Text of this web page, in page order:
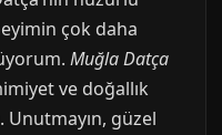
çok daha
Muğla Datça
ve doğallık
Unutmayın, güzel